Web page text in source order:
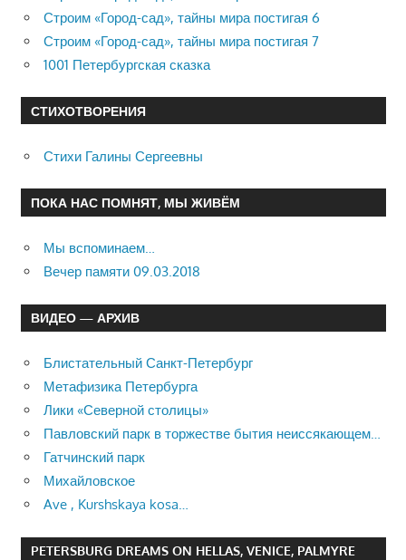
Строим «Город-сад», тайны мира постигая 6
Строим «Город-сад», тайны мира постигая 7
1001 Петербургская сказка
СТИХОТВОРЕНИЯ
Стихи Галины Сергеевны
ПОКА НАС ПОМНЯТ, МЫ ЖИВЁМ
Мы вспоминаем…
Вечер памяти 09.03.2018
ВИДЕО — АРХИВ
Блистательный Санкт-Петербург
Метафизика Петербурга
Лики «Северной столицы»
Павловский парк в торжестве бытия неиссякающем…
Гатчинский парк
Михайловское
Ave , Kurshskaya kosa…
PETERSBURG DREAMS ON HELLAS, VENICE, PALMYRE